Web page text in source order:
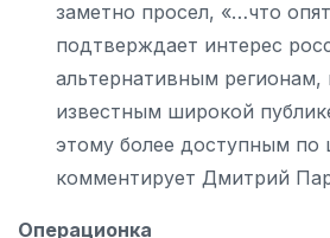
заметно просел, «…что
подтверждает интерес
альтернативным регионам,
известным широкой
этому более доступным по
комментирует Дмитрий
Операционка